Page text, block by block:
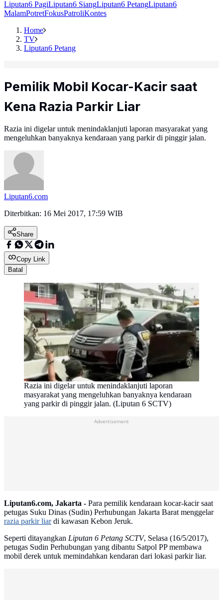
Liputan6 PagiLiputan6 SiangLiputan6 PetangLiputan6
MalamPotretFokusPatroliKontes
Home
TV
Liputan6 Petang
Pemilik Mobil Kocar-Kacir saat
Kena Razia Parkir Liar
Razia ini digelar untuk menindaklanjuti laporan masyarakat yang
mengeluhkan banyaknya kendaraan yang parkir di pinggir jalan.
Liputan6.com
Diterbitkan: 16 Mei 2017, 17:59 WIB
Share
Copy Link
Batal
Razia ini digelar untuk menindaklanjuti laporan
masyarakat yang mengeluhkan banyaknya kendaraan
yang parkir di pinggir jalan. (Liputan 6 SCTV)
Advertisement
Liputan6.com, Jakarta - Para pemilik kendaraan kocar-kacir saat
petugas Suku Dinas (Sudin) Perhubungan Jakarta Barat menggelar
razia parkir liardi kawasan Kebon Jeruk.
Seperti ditayangkan Liputan 6 Petang SCTV, Selasa (16/5/2017),
petugas Sudin Perhubungan yang dibantu Satpol PP membawa
mobil derek untuk memindahkan kendaran dari lokasi parkir liar.